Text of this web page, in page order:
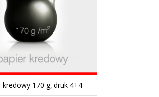
kredowy 170 g, druk 4+4